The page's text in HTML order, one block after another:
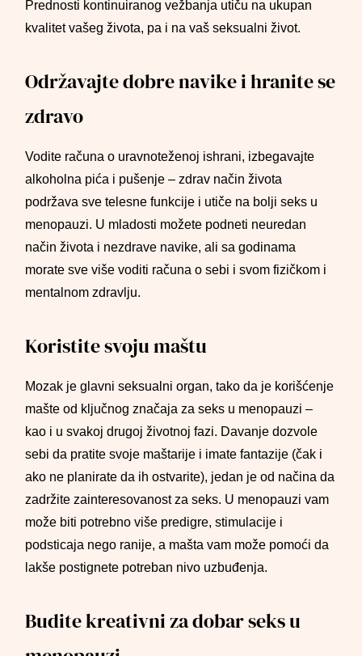
Prednosti kontinuiranog vežbanja utiču na ukupan
kvalitet vašeg života, pa i na vaš seksualni život.
Održavajte dobre navike i hranite se
zdravo
Vodite računa o uravnoteženoj ishrani, izbegavajte
alkoholna pića i pušenje – zdrav način života
podržava sve telesne funkcije i utiče na bolji seks u
menopauzi. U mladosti možete podneti neuredan
način života i nezdrave navike, ali sa godinama
morate sve više voditi računa o sebi i svom fizičkom i
mentalnom zdravlju.
Koristite svoju maštu
Mozak je glavni seksualni organ, tako da je korišćenje
mašte od ključnog značaja za seks u menopauzi –
kao i u svakoj drugoj životnoj fazi. Davanje dozvole
sebi da pratite svoje maštarije i imate fantazije (čak i
ako ne planirate da ih ostvarite), jedan je od načina da
zadržite zainteresovanost za seks. U menopauzi vam
može biti potrebno više predigre, stimulacije i
podsticaja nego ranije, a mašta vam može pomoći da
lakše postignete potreban nivo uzbuđenja.
Budite kreativni za dobar seks u